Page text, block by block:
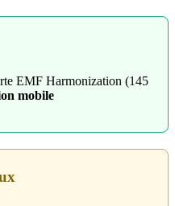
EMF Harmonization (145
mobile